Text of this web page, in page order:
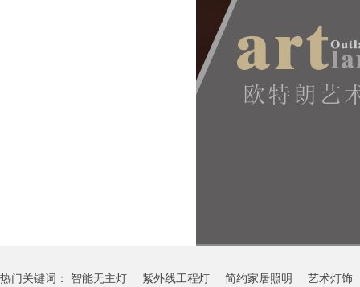
热门关键词： 智能无主灯 紫外线工程灯 简约家居照明 艺术灯饰